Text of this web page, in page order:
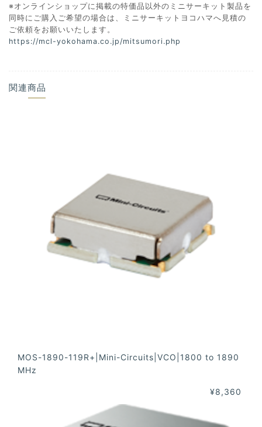
※オンラインショップに掲載の特価品以外のミニサーキット製品を
同時にご購入ご希望の場合は、ミニサーキットヨコハマへ見積の
ご依頼をお願いいたします。
https://mcl-yokohama.co.jp/mitsumori.php
関連商品
MOS-1890-119R+|Mini-Circuits|VCO|1800 to 1890
MHz
¥8,360